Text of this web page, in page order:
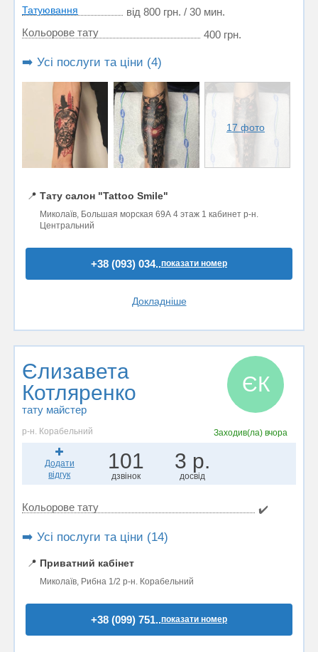
Татуювання
від 800 грн. / 30 мин.
Кольорове тату
400 грн.
➡️ Усі послуги та ціни (4)
17 фото
📍 Тату салон "Tattoo Smile"
Миколаїв, Большая морская 69А 4 этаж 1 кабинет р-н.
Центральний
+38 (093) 034..показати номер
Докладніше
Єлизавета
Котляренко
тату майстер
ЄК
р-н. Корабельний Заходив(ла) вчора
Додати
відгук
101
дзвінок
3 р.
досвід
Кольорове тату ✔️
➡️ Усі послуги та ціни (14)
📍 Приватний кабінет
Миколаїв, Рибна 1/2 р-н. Корабельний
+38 (099) 751..показати номер